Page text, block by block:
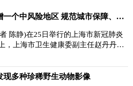
（上海战疫录）上海新增一个中风险地区 规范城市保障、方舱等工作人员回社区
陈静)在25日举行的上海市新冠肺炎
，上海市卫生健康委副主任赵丹丹表
多种珍稀野生动物影像